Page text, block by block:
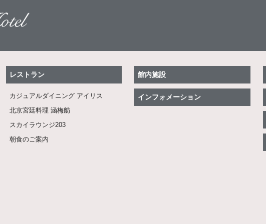
レストラン
カジュアルダイニング アイリス
北京宮廷料理 涵梅舫
スカイラウンジ203
朝食のご案内
館内施設
インフォメーション